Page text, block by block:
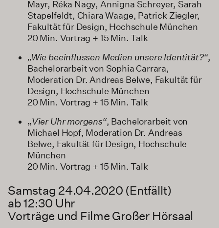
Mayr, Réka Nagy, Annigna Schreyer, Sarah
Stapelfeldt, Chiara Waage, Patrick Ziegler,
Fakultät für Design, Hochschule München
20 Min. Vortrag + 15 Min. Talk
„Wie beeinflussen Medien unsere Identität?“,
Bachelorarbeit von Sophia Carrara,
Moderation Dr. Andreas Belwe, Fakultät für
Design, Hochschule München
20 Min. Vortrag + 15 Min. Talk
„Vier Uhr morgens“, Bachelorarbeit von
Michael Hopf, Moderation Dr. Andreas
Belwe, Fakultät für Design, Hochschule
München
20 Min. Vortrag + 15 Min. Talk
Samstag 24.04.2020 (Entfällt)
ab 12:30 Uhr
Vorträge und Filme Großer Hörsaal